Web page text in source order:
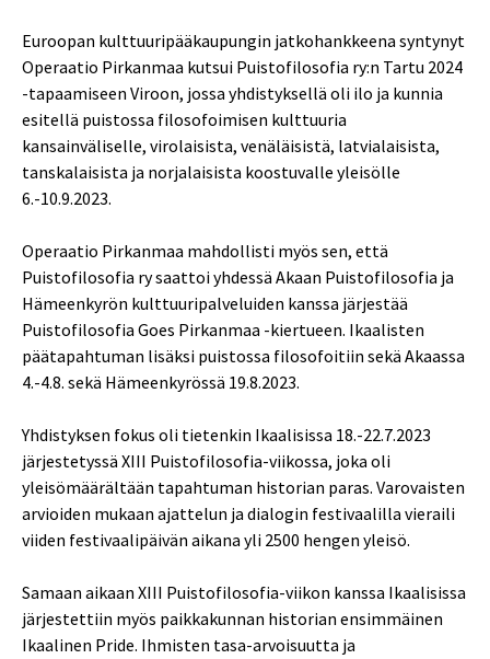
Euroopan kulttuuripääkaupungin jatkohankkeena syntynyt
Operaatio Pirkanmaa kutsui Puistofilosofia ry:n Tartu 2024
-tapaamiseen Viroon, jossa yhdistyksellä oli ilo ja kunnia
esitellä puistossa filosofoimisen kulttuuria
kansainväliselle, virolaisista, venäläisistä, latvialaisista,
tanskalaisista ja norjalaisista koostuvalle yleisölle
6.-10.9.2023.
Operaatio Pirkanmaa mahdollisti myös sen, että
Puistofilosofia ry saattoi yhdessä Akaan Puistofilosofia ja
Hämeenkyrön kulttuuripalveluiden kanssa järjestää
Puistofilosofia Goes Pirkanmaa -kiertueen. Ikaalisten
päätapahtuman lisäksi puistossa filosofoitiin sekä Akaassa
4.-4.8. sekä Hämeenkyrössä 19.8.2023.
Yhdistyksen fokus oli tietenkin Ikaalisissa 18.-22.7.2023
järjestetyssä XIII Puistofilosofia-viikossa, joka oli
yleisömäärältään tapahtuman historian paras. Varovaisten
arvioiden mukaan ajattelun ja dialogin festivaalilla vieraili
viiden festivaalipäivän aikana yli 2500 hengen yleisö.
Samaan aikaan XIII Puistofilosofia-viikon kanssa Ikaalisissa
järjestettiin myös paikkakunnan historian ensimmäinen
Ikaalinen Pride. Ihmisten tasa-arvoisuutta ja